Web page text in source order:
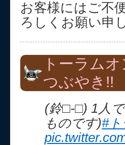
お客様にはご不
ろしくお願い申
トーラム
つぶやき!!
(鈴□-□) 1人
ものです)#ト